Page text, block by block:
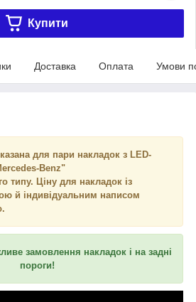
Купити
Доставка Оплата Умови
для пари накладок з LED-
Benz"
типу. Ціну для накладок із
й індивідуальним написом
замовлення накладок і на задні
пороги!